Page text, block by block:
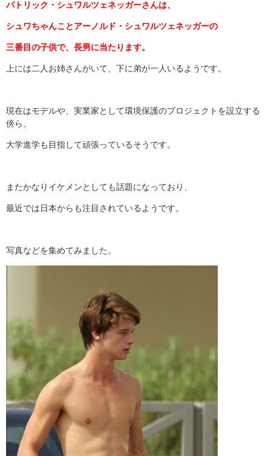
パトリック・シュワルツェネッガーさんは、
シュワちゃんことアーノルド・シュワルツェネッガーの
三番目の子供で、長男に当たります。
上には二人お姉さんがいて、下に弟が一人いるようです。
現在はモデルや、実業家として環境保護のプロジェクトを設立する
傍ら、
大学進学も目指して頑張っているそうです。
またかなりイケメンとしても話題になっており、
最近では日本からも注目されているようです。
写真などを集めてみました。